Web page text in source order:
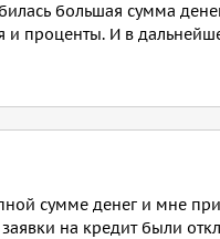
большая сумма
и проценты. И в
сумме денег и мне
на кредит были